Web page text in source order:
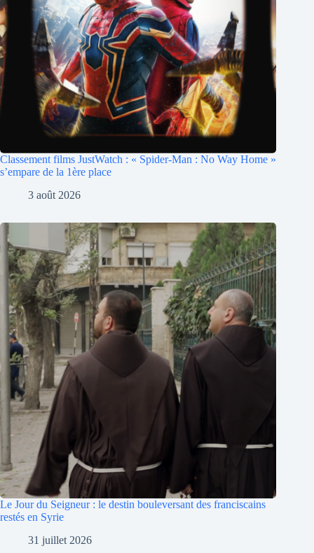
Classement films JustWatch : « Spider-Man : No Way Home »
s’empare de la 1ère place
3 août 2026
Le Jour du Seigneur : le destin bouleversant des franciscains
restés en Syrie
31 juillet 2026